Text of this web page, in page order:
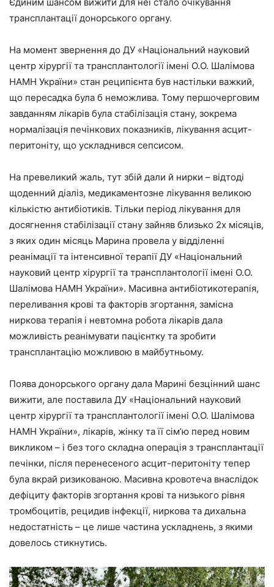
трансплантації донорського органу.
На момент звернення до ДУ «Національний науковий
центр хірургії та трансплантології імені О.О. Шалімова
НАМН України» стан реципієнта був настільки важкий,
що пересадка була б неможлива. Тому першочерговим
завданням лікарів була стабілізація стану, зокрема
нормалізація печінкових показників, лікування асцит-
перитоніту, що ускладнився сепсисом.
На превеликий жаль, тут збій дали й нирки – відтоді
щоденний діаліз, медикаментозне лікування великою
кількістю антибіотиків. Тільки період лікування для
досягнення стабілізації стану зайняв близько 2х місяців,
з яких один місяць Марина провела у відділенні
реанімації та інтенсивної терапії ДУ «Національний
науковий центр хірургії та трансплантології імені О.О.
Шалімова НАМН України». Масивна антибіотикотерапія,
переливання крові та факторів згортання, замісна
ниркова терапія і невтомна робота лікарів дала
можливість реанімувати пацієнтку та зробити
трансплантацію можливою в майбутньому.
Поява донорського органу дала Марині безцінний шанс
вижити, але поставила ДУ «Національний науковий
центр хірургії та трансплантології імені О.О. Шалімова
НАМН України», лікарів, жінку та її сім’ю перед новим
викликом – і без того складна операція з трансплантації
печінки, після перенесеного асцит-перитоніту тепер
була вкрай ризикованою. Масивна кровотеча внаслідок
дефіциту факторів згортання крові та низького рівня
тромбоцитів, рецидив інфекції, ниркова та дихальна
недостатність – це лише частина ускладнень, з якими
довелось стикнутись.